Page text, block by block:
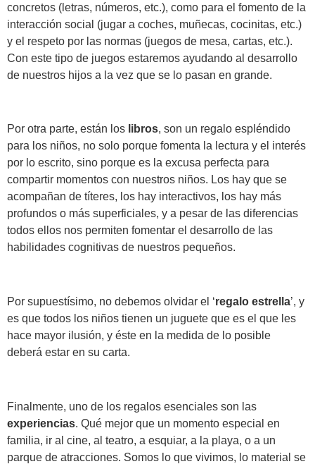
concretos (letras, números, etc.), como para el fomento de la
interacción social (jugar a coches, muñecas, cocinitas, etc.)
y el respeto por las normas (juegos de mesa, cartas, etc.).
Con este tipo de juegos estaremos ayudando al desarrollo
de nuestros hijos a la vez que se lo pasan en grande.
Por otra parte, están los libros, son un regalo espléndido
para los niños, no solo porque fomenta la lectura y el interés
por lo escrito, sino porque es la excusa perfecta para
compartir momentos con nuestros niños. Los hay que se
acompañan de títeres, los hay interactivos, los hay más
profundos o más superficiales, y a pesar de las diferencias
todos ellos nos permiten fomentar el desarrollo de las
habilidades cognitivas de nuestros pequeños.
Por supuestísimo, no debemos olvidar el ‘regalo estrella’, y
es que todos los niños tienen un juguete que es el que les
hace mayor ilusión, y éste en la medida de lo posible
deberá estar en su carta.
Finalmente, uno de los regalos esenciales son las
experiencias. Qué mejor que un momento especial en
familia, ir al cine, al teatro, a esquiar, a la playa, o a un
parque de atracciones. Somos lo que vivimos, lo material se